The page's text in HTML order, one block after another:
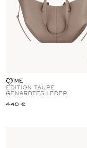
CYME
EDITION TAUPE
GENARBTES LEDER
440 €